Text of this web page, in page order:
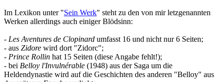
Im Lexikon unter "Sein Werk" steht zu den von mir letzgenannten
Werken allerdings auch einiger Blödsinn:
- Les Aventures de Clopinard umfasst 16 und nicht nur 6 Seiten;
- aus Zidore wird dort "Zidorc";
- Prince Rollin hat 15 Seiten (diese Angabe fehlt!);
- bei Belloy l'Invulnérable (1948) aus der Saga um die
Heldendynastie wird auf die Geschichten des anderen "Belloy" aus